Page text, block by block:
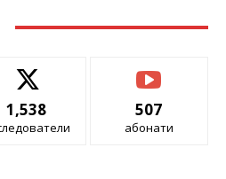
1,538 507
абонати